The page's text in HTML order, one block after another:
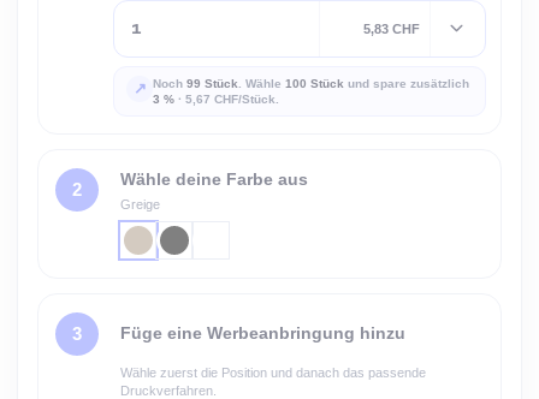
5,83 CHF
↗ Noch 99 Stück . Wähle 100 Stück und spare zusätzlich
3 % · 5,67 CHF/Stück.
Wähle deine Farbe aus
Greige
Füge eine Werbeanbringung hinzu
Wähle zuerst die Position und danach das passende
Druckverfahren.